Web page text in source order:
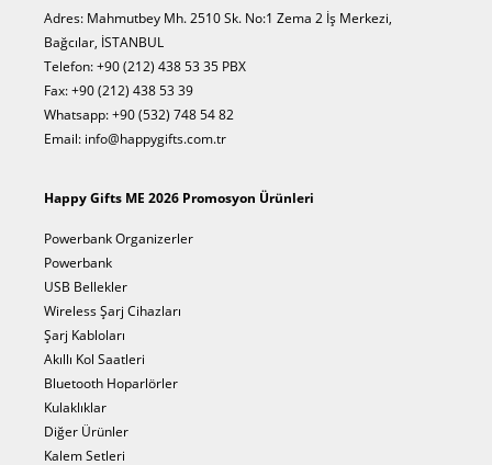
Adres: Mahmutbey Mh. 2510 Sk. No:1 Zema 2 İş Merkezi,
Bağcılar, İSTANBUL
Telefon: +90 (212) 438 53 35 PBX
Fax: +90 (212) 438 53 39
Whatsapp: +90 (532) 748 54 82
Email: info@happygifts.com.tr
Happy Gifts ME 2026 Promosyon Ürünleri
Powerbank Organizerler
Powerbank
USB Bellekler
Wireless Şarj Cihazları
Şarj Kabloları
Akıllı Kol Saatleri
Bluetooth Hoparlörler
Kulaklıklar
Diğer Ürünler
Kalem Setleri